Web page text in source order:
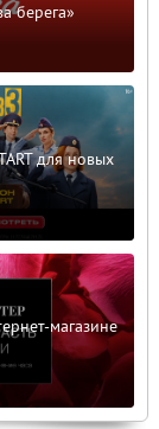
берега»
для новых
магазине